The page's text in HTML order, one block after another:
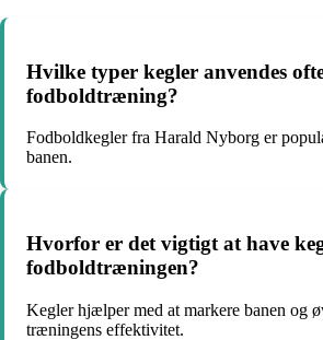
Hvilke typer kegler anvendes
fodboldtræning?
Fodboldkegler fra Harald Nyborg er
banen.
Hvorfor er det vigtigt at have
fodboldtræningen?
Kegler hjælper med at markere banen og
træningens effektivitet.